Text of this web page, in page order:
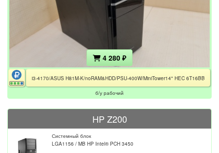
4 280 ₽
i3-4170/ASUS H81M-K/noRAM&HDD/PSU-400W/MiniTower14" HEC 6T16BB
б/у рабочий
HP Z200
Системный блок
LGA1156 / MB HP Intel® PCH 3450